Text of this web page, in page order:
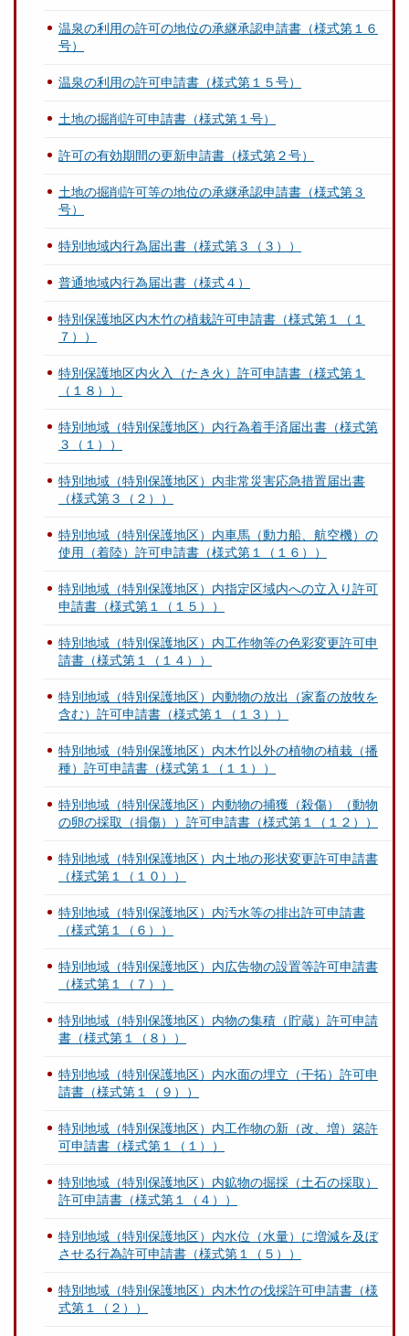
温泉の利用の許可の地位の承継承認申請書（様式第１６
号）
温泉の利用の許可申請書（様式第１５号）
土地の掘削許可申請書（様式第１号）
許可の有効期間の更新申請書（様式第２号）
土地の掘削許可等の地位の承継承認申請書（様式第３
号）
特別地域内行為届出書（様式第３（３））
普通地域内行為届出書（様式４）
特別保護地区内木竹の植栽許可申請書（様式第１（１
７））
特別保護地区内火入（たき火）許可申請書（様式第１
（１８））
特別地域（特別保護地区）内行為着手済届出書（様式第
３（１））
特別地域（特別保護地区）内非常災害応急措置届出書
（様式第３（２））
特別地域（特別保護地区）内車馬（動力船、航空機）の
使用（着陸）許可申請書（様式第１（１６））
特別地域（特別保護地区）内指定区域内への立入り許可
申請書（様式第１（１５））
特別地域（特別保護地区）内工作物等の色彩変更許可申
請書（様式第１（１４））
特別地域（特別保護地区）内動物の放出（家畜の放牧を
含む）許可申請書（様式第１（１３））
特別地域（特別保護地区）内木竹以外の植物の植栽（播
種）許可申請書（様式第１（１１））
特別地域（特別保護地区）内動物の捕獲（殺傷）（動物
の卵の採取（損傷））許可申請書（様式第１（１２））
特別地域（特別保護地区）内土地の形状変更許可申請書
（様式第１（１０））
特別地域（特別保護地区）内汚水等の排出許可申請書
（様式第１（６））
特別地域（特別保護地区）内広告物の設置等許可申請書
（様式第１（７））
特別地域（特別保護地区）内物の集積（貯蔵）許可申請
書（様式第１（８））
特別地域（特別保護地区）内水面の埋立（干拓）許可申
請書（様式第１（９））
特別地域（特別保護地区）内工作物の新（改、増）築許
可申請書（様式第１（１））
特別地域（特別保護地区）内鉱物の掘採（土石の採取）
許可申請書（様式第１（４））
特別地域（特別保護地区）内水位（水量）に増減を及ぼ
させる行為許可申請書（様式第１（５））
特別地域（特別保護地区）内木竹の伐採許可申請書（様
式第１（２））